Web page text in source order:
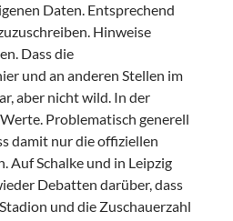
Daten. Entsprechend
Hinweise
Dass die
und an anderen Stellen im
aber nicht wild. In der
Problematisch generell
damit nur die offiziellen
Auf Schalke und in Leipzig
Debatten darüber, dass
und die Zuschauerzahl